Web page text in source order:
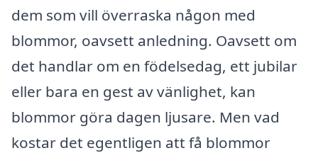
dem som vill överraska någon med
blommor, oavsett anledning. Oavsett om
det handlar om en födelsedag, ett jubilar
eller bara en gest av vänlighet, kan
blommor göra dagen ljusare. Men vad
kostar det egentligen att få blommor